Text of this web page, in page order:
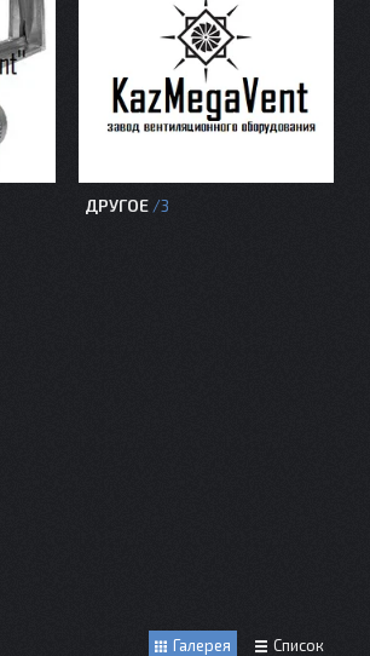
ДРУГОЕ 3
Галерея Список